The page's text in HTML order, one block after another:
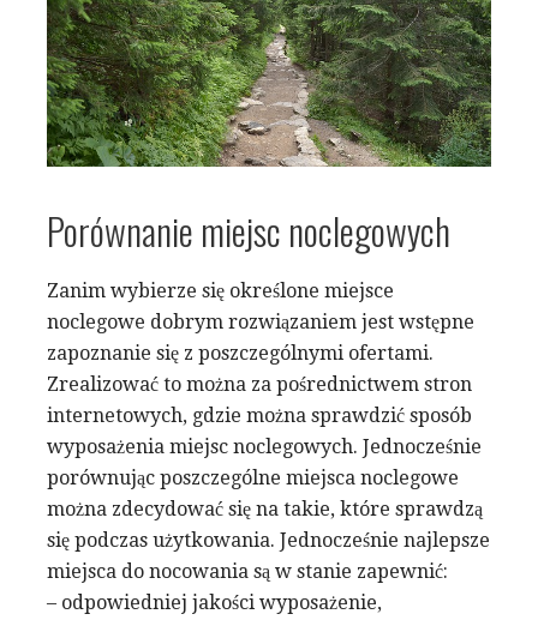
Porównanie miejsc noclegowych
Zanim wybierze się określone miejsce
noclegowe dobrym rozwiązaniem jest wstępne
zapoznanie się z poszczególnymi ofertami.
Zrealizować to można za pośrednictwem stron
internetowych, gdzie można sprawdzić sposób
wyposażenia miejsc noclegowych. Jednocześnie
porównując poszczególne miejsca noclegowe
można zdecydować się na takie, które sprawdzą
się podczas użytkowania. Jednocześnie najlepsze
miejsca do nocowania są w stanie zapewnić:
– odpowiedniej jakości wyposażenie,